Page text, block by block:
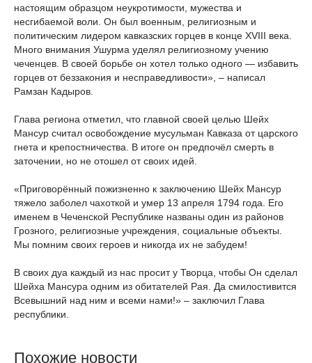
настоящим образцом неукротимости, мужества и
несгибаемой воли. Он был военным, религиозным и
политическим лидером кавказских горцев в конце XVIII века.
Много внимания Ушурма уделял религиозному учению
чеченцев. В своей борьбе он хотел только одного — избавить
горцев от беззакония и несправедливости», – написал
Рамзан Кадыров.
Глава региона отметил, что главной своей целью Шейх
Мансур считал освобождение мусульман Кавказа от царского
гнета и крепостничества. В итоге он предпочёл смерть в
заточении, но не отошел от своих идей.
«Приговорённый пожизненно к заключению Шейх Мансур
тяжело заболел чахоткой и умер 13 апреля 1794 года. Его
именем в Чеченской Республике названы один из районов
Грозного, религиозные учреждения, социальные объекты.
Мы помним своих героев и никогда их не забудем!
В своих дуа каждый из нас просит у Творца, чтобы Он сделал
Шейха Мансура одним из обитателей Рая. Да смилостивится
Всевышний над ним и всеми нами!» – заключил Глава
республики.
Похожие новости